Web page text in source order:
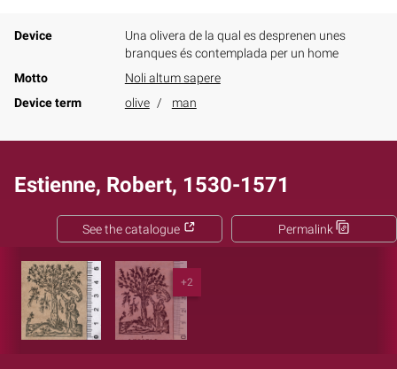
Device
Una olivera de la qual es desprenen unes
branques és contemplada per un home
Motto
Noli altum sapere
Device term
olive man
Estienne, Robert, 1530-1571
Permalink
See the catalogue
+2